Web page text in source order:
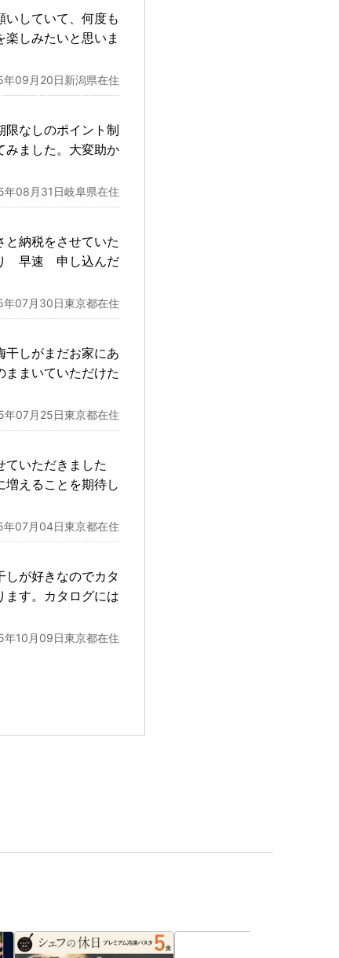
していて、何度も
しみたいと思いま
年09月20日新潟県在住
限なしのポイント制
みました。大変助か
年08月31日岐阜県在住
納税をさせていた
り 早速 申し込んだ
年07月30日東京都在住
干しがまだお家にあ
ままいていただけた
年07月25日東京都在住
ていただきました
えることを期待し
年07月04日東京都在住
が好きなのでカタ
ます。カタログには
年10月09日東京都在住